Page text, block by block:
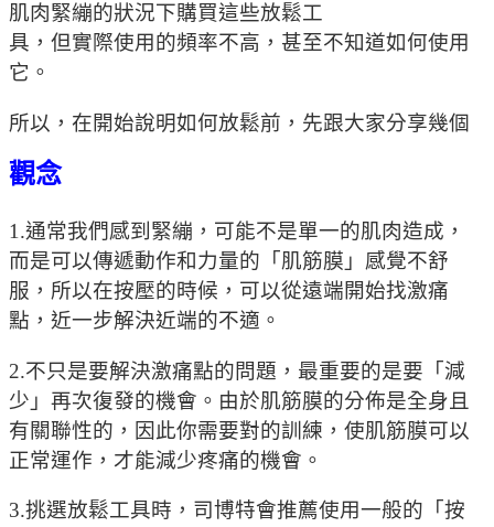
肌肉緊繃的狀況下購買這些放鬆工
具，但實際使用的頻率不高，甚至不知道如何使用
它。
所以，在開始說明如何放鬆前，先跟大家分享幾個
觀念
1.通常我們感到緊繃，可能不是單一的肌肉造成，
而是可以傳遞動作和力量的「肌筋膜」感覺不舒
服，所以在按壓的時候，可以從遠端開始找激痛
點，近一步解決近端的不適。
2.不只是要解決激痛點的問題，最重要的是要「減
少」再次復發的機會。由於肌筋膜的分佈是全身且
有關聯性的，因此你需要對的訓練，使肌筋膜可以
正常運作，才能減少疼痛的機會。
3.挑選放鬆工具時，司博特會推薦使用一般的「按